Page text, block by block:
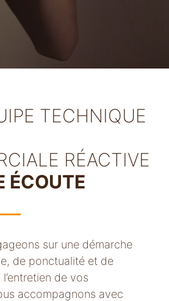
TECHNIQUE
RÉACTIVE
ÉCOUTE
sur une démarche
de ponctualité et de
de vos
accompagnons avec